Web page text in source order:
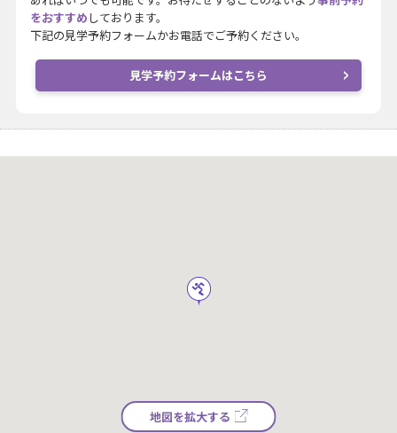
をおすすめ しております。
下記の見学予約フォームかお電話でご予約ください。
見学予約フォームはこちら
地図を拡大する